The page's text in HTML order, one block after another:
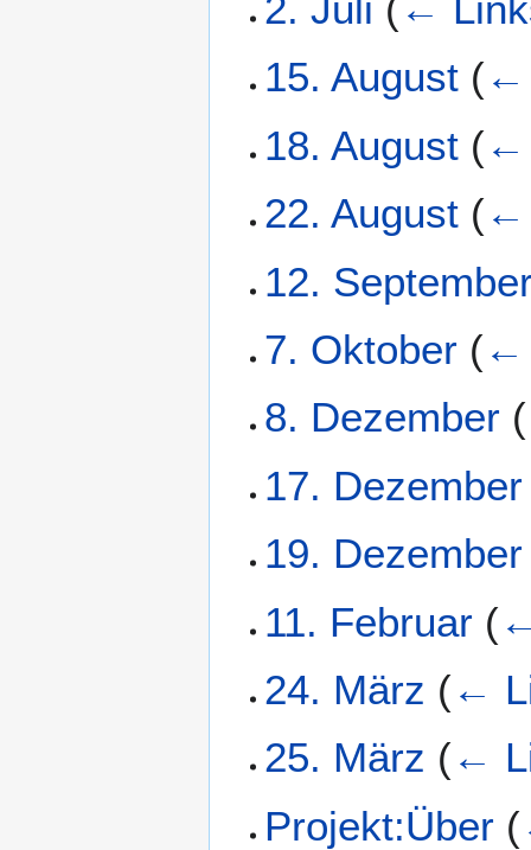
15. August (←
18. August (←
22. August (←
12.
7. Oktober (←
8. Dezember (
17. Dezember
19. Dezember
11. Februar (
24. März (←
25. März (←
Projekt:Über (